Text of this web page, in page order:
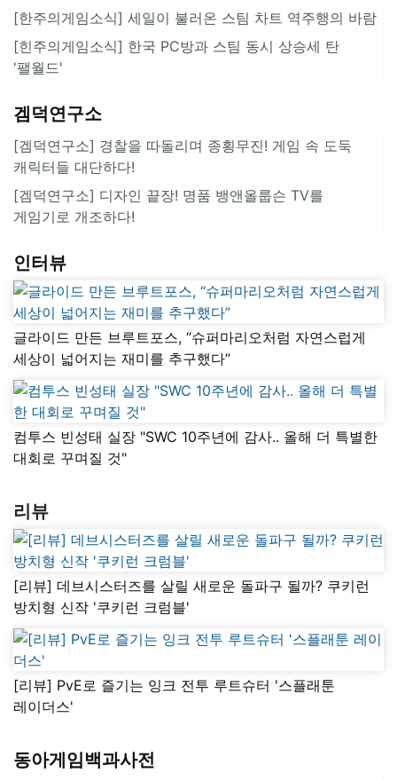
[한주의게임소식] 세일이 불러온 스팀 차트 역주행의 바람
[힌주의게임소식] 한국 PC방과 스팀 동시 상승세 탄
'팰월드'
겜덕연구소
[겜덕연구소] 경찰을 따돌리며 종횡무진! 게임 속 도둑
캐릭터들 대단하다!
[겜덕연구소] 디자인 끝장! 명품 뱅앤올룹슨 TV를
게임기로 개조하다!
인터뷰
글라이드 만든 브루트포스, “슈퍼마리오처럼 자연스럽게
세상이 넓어지는 재미를 추구했다”
컴투스 빈성태 실장 "SWC 10주년에 감사.. 올해 더 특별한
대회로 꾸며질 것"
리뷰
[리뷰] 데브시스터즈를 살릴 새로운 돌파구 될까? 쿠키런
방치형 신작 '쿠키런 크럼블'
[리뷰] PvE로 즐기는 잉크 전투 루트슈터 '스플래툰
레이더스'
동아게임백과사전